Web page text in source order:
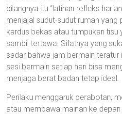
bilangnya itu “latihan refleks
menjajal sudut-sudut rumah yang
kardus bekas atau tumpukan tisu
sambil tertawa. Sifatnya yang
sadar bahwa jam bermain
sesi bermain setiap hari bisa
menjaga berat badan tetap ideal.
Perilaku menggaruk perabotan,
atau membawa mainan ke